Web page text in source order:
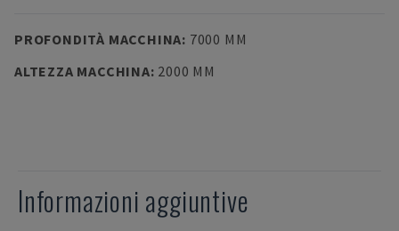
PROFONDITÀ MACCHINA: 7000 MM
ALTEZZA MACCHINA: 2000 MM
Informazioni aggiuntive